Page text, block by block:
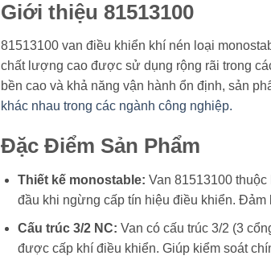
Giới thiệu 81513100
81513100 van điều khiển khí nén loại
chất lượng cao được sử dụng rộng rãi trong
bền cao và khả năng vận hành ổn định, sản
khác nhau trong các ngành công nghiệp.
Đặc Điểm Sản Phẩm
Thiết kế monostable: Van 81513100
đầu khi ngừng cấp tín hiệu điều khiển. Đảm
Cấu trúc 3/2 NC: Van có cấu trúc 3/2 (3
được cấp khí điều khiển. Giúp kiểm soát